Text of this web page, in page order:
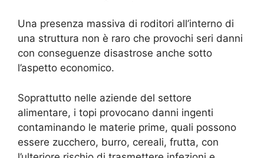
Una presenza massiva di roditori all’interno di
una struttura non è raro che provochi seri danni
con conseguenze disastrose anche sotto
l’aspetto economico.
Soprattutto nelle aziende del settore
alimentare, i topi provocano danni ingenti
contaminando le materie prime, quali possono
essere zucchero, burro, cereali, frutta, con